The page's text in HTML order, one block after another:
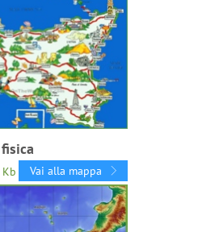
Vai alla mappa